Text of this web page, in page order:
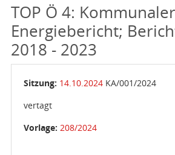
TOP Ö 4: Kommunaler
Energiebericht;
2018 - 2023
Sitzung: 14.10.2024KA/001/2024
vertagt
Vorlage: 208/2024